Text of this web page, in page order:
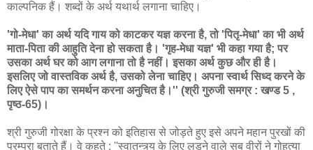
काल्पनिक हैं। शब्दों के अर्थ यथार्थ लगाना चाहिए।
'गो-मेधा' का अर्थ यदि गाय को काटकर यज्ञ करना है, तो 'पितृ-मेधा' का भी अर्थ
माता-पिता की आहुति देना हो सकता है। 'गृह-मेधा यज्ञ' भी कहा गया है; पर
उसका अर्थ घर को आग लगाना तो है नहीं। इसका अर्थ कुछ और ही है।
इसलिए जो वास्तविक अर्थ है, उसको लेना चाहिए। अपना स्वार्थ सिध्द करने के
लिए ऐसे पाप का समर्थन करना अनुचित है।'' (श्री गुरुजी समग्र : खण्ड 5 ,
पृष्ठ-65)।
श्री गुरुजी गोरक्षा के प्रश्न को इतिहास से जोड़ते हुए इसे अपने महान पुरखों की
परम्परा बताते हैं। वे कहते : ''स्वातन्त्र्य के लिए लड़ने वाले सब वीरों ने गोहत्या